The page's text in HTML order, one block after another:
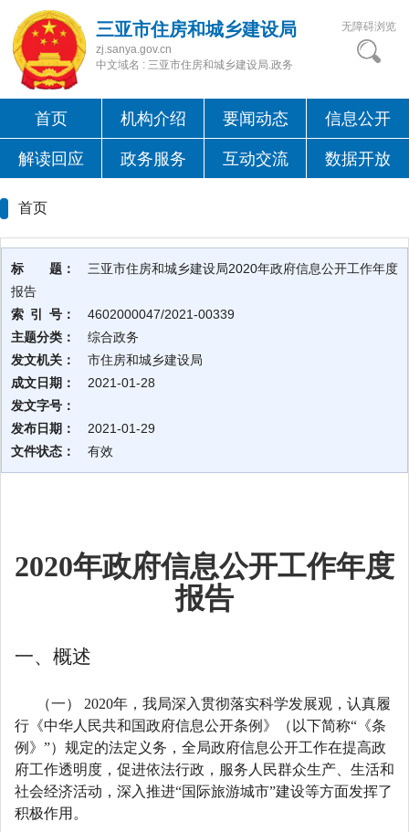
三亚市住房和城乡建设局
zj.sanya.gov.cn
中文域名 : 三亚市住房和城乡建设局.政务
无障碍浏览
首页 机构介绍 要闻动态 信息公开
解读回应 政务服务 互动交流 数据开放
首页
标 题：
三亚市住房和城乡建设局2020年政府信息公开工作年度
报告
索 引 号：
4602000047/2021-00339
主题分类：
综合政务
发文机关：
市住房和城乡建设局
成文日期：
2021-01-28
发文字号：
发布日期：
2021-01-29
文件状态：
有效
2020年政府信息公开工作年度
报告
一、概述
（一） 2020年，我局深入贯彻落实科学发展观，认真履
行《中华人民共和国政府信息公开条例》（以下简称“《条
例》”）规定的法定义务，全局政府信息公开工作在提高政
府工作透明度，促进依法行政，服务人民群众生产、生活和
社会经济活动，深入推进“国际旅游城市”建设等方面发挥了
积极作用。